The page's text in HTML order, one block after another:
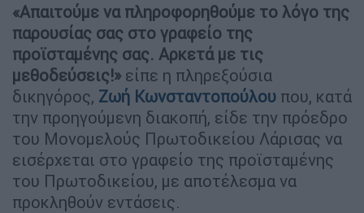
«Απαιτούμε να πληροφορηθούμε το λόγο της
παρουσίας σας στο γραφείο της
προϊσταμένης σας. Αρκετά με τις
μεθοδεύσεις!» είπε η πληρεξούσια
δικηγόρος, Ζωή Κωνσταντοπούλου που, κατά
την προηγούμενη διακοπή, είδε την πρόεδρο
του Μονομελούς Πρωτοδικείου Λάρισας να
εισέρχεται στο γραφείο της προϊσταμένης
του Πρωτοδικείου, με αποτέλεσμα να
προκληθούν εντάσεις.